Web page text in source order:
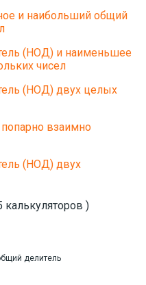
и наибольший общий
(НОД) и наименьшее
чисел
(НОД) двух целых
взаимно
(НОД) двух
калькуляторов )
делитель